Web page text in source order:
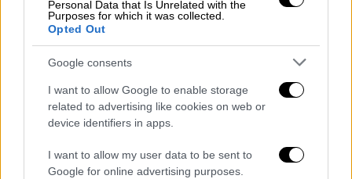
Personal Data that Is Unrelated with the
Purposes for which it was collected.
Opted Out
Google consents
I want to allow Google to enable storage
related to advertising like cookies on web or
device identifiers in apps.
I want to allow my user data to be sent to
Google for online advertising purposes.
εταιρειών αυτών», δήλωσε.
«Θα εξαντλήσουμε όλα τα περιθώρια για να
δοθούν πιο ελκυστικά πακέτα τιμών στις
βασικές γραμμές κορμού και τις
διασυνδέσεις που γίνονται από τα λιμάνια
της χώρας στα νησιά αυτά. Υπάρχει
πρόβλημα, αναγνωρίστηκε και αναμένουμε
την αντίδραση της συγκεκριμένης αγοράς για